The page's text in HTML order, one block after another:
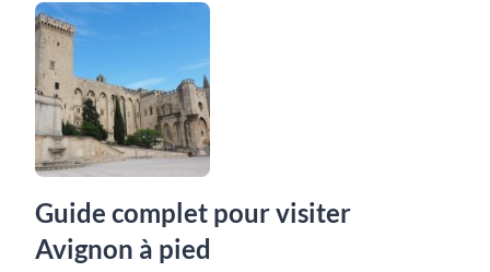
Guide complet pour visiter
Avignon à pied